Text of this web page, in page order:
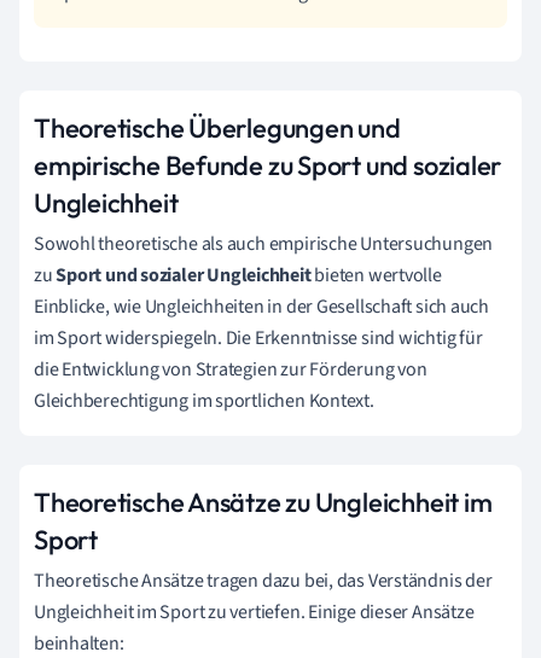
Theoretische Überlegungen und
empirische Befunde zu Sport und sozialer
Ungleichheit
Sowohl theoretische als auch empirische Untersuchungen
zuSport und sozialer Ungleichheitbieten wertvolle
Einblicke, wie Ungleichheiten in der Gesellschaft sich auch
im Sport widerspiegeln. Die Erkenntnisse sind wichtig für
die Entwicklung von Strategien zur Förderung von
Gleichberechtigung im sportlichen Kontext.
Theoretische Ansätze zu Ungleichheit im
Sport
Theoretische Ansätze tragen dazu bei, das Verständnis der
Ungleichheit im Sport zu vertiefen. Einige dieser Ansätze
beinhalten: